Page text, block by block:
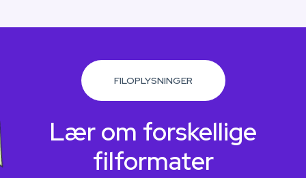
FILOPLYSNINGER
Lær om forskellige
filformater